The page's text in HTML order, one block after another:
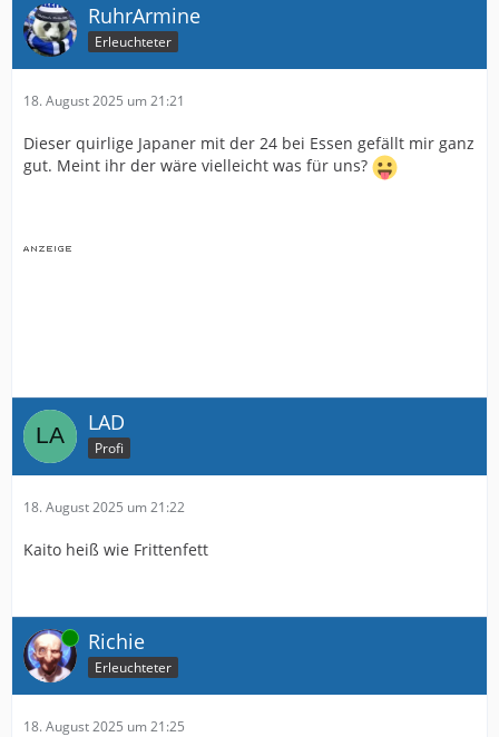
RuhrArmine
Erleuchteter
18. August 2025 um 21:21
Dieser quirlige Japaner mit der 24 bei Essen gefällt mir ganz
gut. Meint ihr der wäre vielleicht was für uns?
LAD
Profi
18. August 2025 um 21:22
Kaito heiß wie Frittenfett
Online Richie
Erleuchteter
18. August 2025 um 21:25